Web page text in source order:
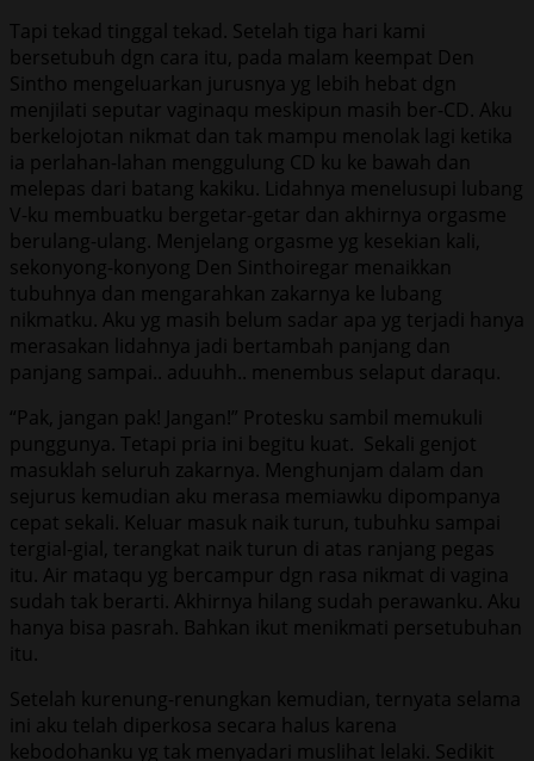
Tapi tekad tinggal tekad. Setelah tiga hari kami
bersetubuh dgn cara itu, pada malam keempat Den
Sintho mengeluarkan jurusnya yg lebih hebat dgn
menjilati seputar vaginaqu meskipun masih ber-CD. Aku
berkelojotan nikmat dan tak mampu menolak lagi ketika
ia perlahan-lahan menggulung CD ku ke bawah dan
melepas dari batang kakiku. Lidahnya menelusupi lubang
V-ku membuatku bergetar-getar dan akhirnya orgasme
berulang-ulang. Menjelang orgasme yg kesekian kali,
sekonyong-konyong Den Sinthoiregar menaikkan
tubuhnya dan mengarahkan zakarnya ke lubang
nikmatku. Aku yg masih belum sadar apa yg terjadi hanya
merasakan lidahnya jadi bertambah panjang dan
panjang sampai.. aduuhh.. menembus selaput daraqu.
“Pak, jangan pak! Jangan!” Protesku sambil memukuli
punggunya. Tetapi pria ini begitu kuat. Sekali genjot
masuklah seluruh zakarnya. Menghunjam dalam dan
sejurus kemudian aku merasa memiawku dipompanya
cepat sekali. Keluar masuk naik turun, tubuhku sampai
tergial-gial, terangkat naik turun di atas ranjang pegas
itu. Air mataqu yg bercampur dgn rasa nikmat di vagina
sudah tak berarti. Akhirnya hilang sudah perawanku. Aku
hanya bisa pasrah. Bahkan ikut menikmati persetubuhan
itu.
Setelah kurenung-renungkan kemudian, ternyata selama
ini aku telah diperkosa secara halus karena
kebodohanku yg tak menyadari muslihat lelaki. Sedikit